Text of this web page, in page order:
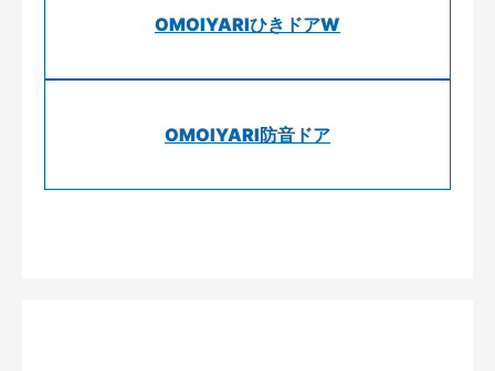
OMOIYARIひきドアW
OMOIYARI防音ドア